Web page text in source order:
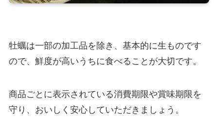
牡蠣は一部の加工品を除き、基本的に生ものです
ので、鮮度が高いうちに食べることが大切です。
商品ごとに表示されている消費期限や賞味期限を
守り、おいしく安心していただきましょう。